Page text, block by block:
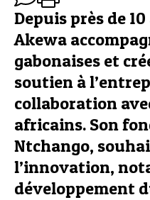
Depuis près de
Akewa
gabonaises et
soutien à
collaboration
africains. Son
Ntchango,
l’innovation,
développement